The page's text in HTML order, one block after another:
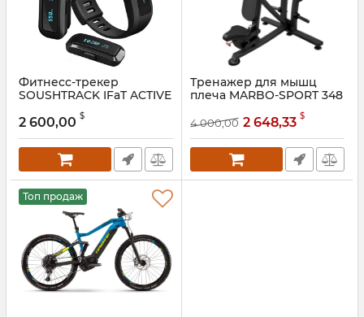
Фитнесс-трекер
SOUSHTRACK IFaT ACTIVE
Артикул: sssr3425
2 600,00 $
Тренажер для мышц
плеча MARBO-SPORT 348
4 000,00 2 648,33 $
Топ продаж